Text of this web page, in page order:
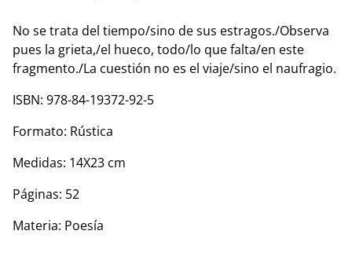
No se trata del tiempo/sino de sus estragos./Observa
pues la grieta,/el hueco, todo/lo que falta/en este
fragmento./La cuestión no es el viaje/sino el naufragio.
ISBN: 978-84-19372-92-5
Formato: Rústica
Medidas: 14X23 cm
Páginas: 52
Materia: Poesía